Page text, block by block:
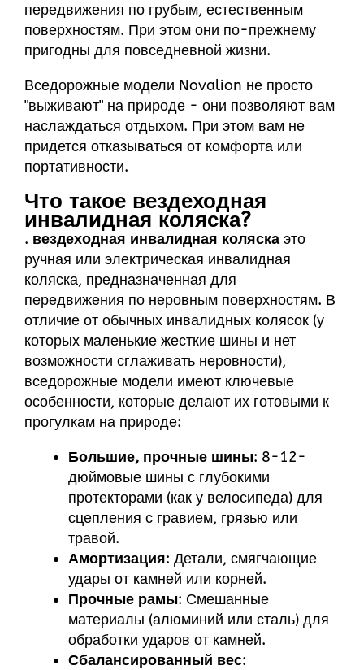
передвижения по грубым, естественным
поверхностям. При этом они по-прежнему
пригодны для повседневной жизни.
Вседорожные модели Novalion не просто
"выживают" на природе - они позволяют вам
наслаждаться отдыхом. При этом вам не
придется отказываться от комфорта или
портативности.
Что такое вездеходная
инвалидная коляска?
. вездеходная инвалидная коляска это
ручная или электрическая инвалидная
коляска, предназначенная для
передвижения по неровным поверхностям. В
отличие от обычных инвалидных колясок (у
которых маленькие жесткие шины и нет
возможности сглаживать неровности),
вседорожные модели имеют ключевые
особенности, которые делают их готовыми к
прогулкам на природе:
Большие, прочные шины: 8-12-
дюймовые шины с глубокими
протекторами (как у велосипеда) для
сцепления с гравием, грязью или
травой.
Амортизация: Детали, смягчающие
удары от камней или корней.
Прочные рамы: Смешанные
материалы (алюминий или сталь) для
обработки ударов от камней.
Сбалансированный вес: